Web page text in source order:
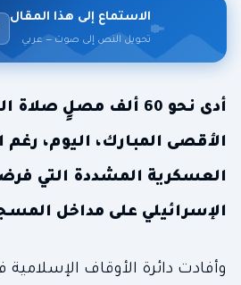
الاستماع إلى هذا المقال
تحويل النص إلى صوت — عربي
أدى نحو 60 ألف مصلٍ
الأقصى المبارك، اليوم، رغم
العسكرية المشددة التي
الإسرائيلي على مداخل
وأفادت دائرة الأوقاف